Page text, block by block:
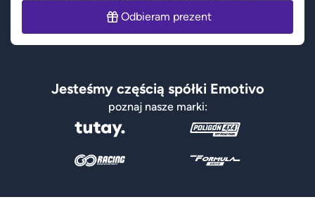
Odbieram prezent
Jesteśmy częścią spółki Emotivo
poznaj nasze marki: